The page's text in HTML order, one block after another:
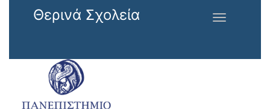
Παράκαμψη προς το κυρίως περιεχόμενο
Θερινά Σχολεία
Toggle